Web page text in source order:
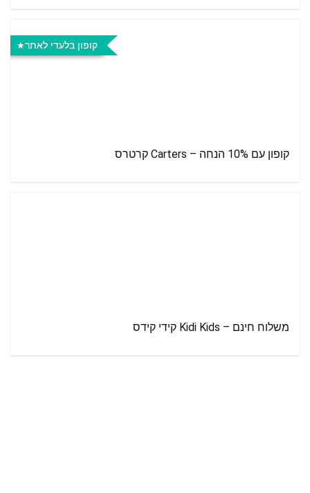
קופון בלעדי לאתר
קופון עם 10% הנחה – Carters קרטרס
משלוח חינם – Kidi Kids קידי קידס